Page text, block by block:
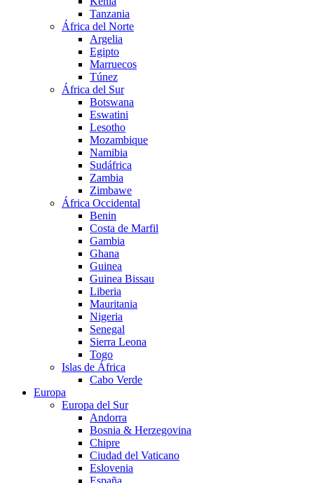
Tanzania
África del Norte
Argelia
Egipto
Marruecos
Túnez
África del Sur
Botswana
Eswatini
Lesotho
Mozambique
Namibia
Sudáfrica
Zambia
Zimbawe
África Occidental
Benin
Costa de Marfil
Gambia
Ghana
Guinea
Guinea Bissau
Liberia
Mauritania
Nigeria
Senegal
Sierra Leona
Togo
Islas de África
Cabo Verde
Europa
Europa del Sur
Andorra
Bosnia & Herzegovina
Chipre
Ciudad del Vaticano
Eslovenia
España